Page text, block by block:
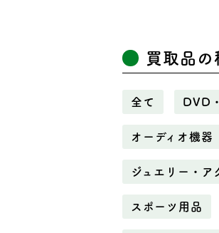
買取品の
全て DVD
オーディオ機器
ジュエリー・ア
スポーツ用品